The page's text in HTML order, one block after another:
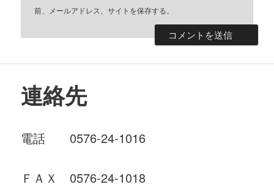
前、メールアドレス、サイトを保存する。
連絡先
電話 0576-24-1016
ＦＡＸ 0576-24-1018